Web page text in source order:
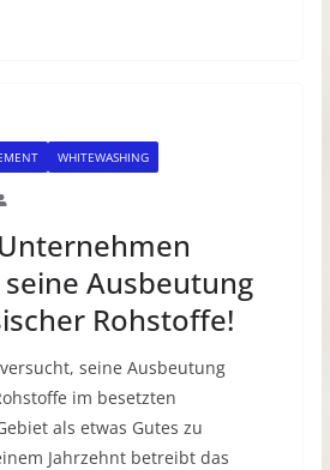
WHITEWASHING
Ausbeutung
Rohstoffe!
seine Ausbeutung
im besetzten
als etwas Gutes zu
Jahrzehnt betreibt das